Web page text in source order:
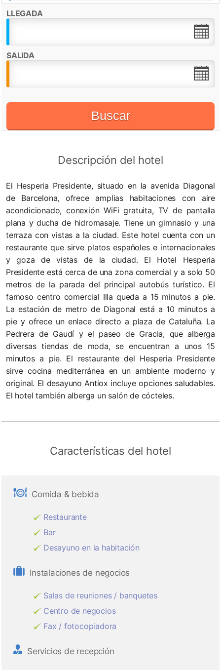
Check in desde:15:00h
Recepción 24 horas
LLEGADA
SALIDA
Buscar
Descripción del hotel
El Hesperia Presidente, situado en la avenida Diagonal
de Barcelona, ofrece amplias habitaciones con aire
acondicionado, conexión WiFi gratuita, TV de pantalla
plana y ducha de hidromasaje. Tiene un gimnasio y una
terraza con vistas a la ciudad. Este hotel cuenta con un
restaurante que sirve platos españoles e internacionales
y goza de vistas de la ciudad. El Hotel Hesperia
Presidente está cerca de una zona comercial y a solo 50
metros de la parada del principal autobús turístico. El
famoso centro comercial Illa queda a 15 minutos a pie.
La estación de metro de Diagonal está a 10 minutos a
pie y ofrece un enlace directo a plaza de Cataluña. La
Pedrera de Gaudí y el paseo de Gracia, que alberga
diversas tiendas de moda, se encuentran a unos 15
minutos a pie. El restaurante del Hesperia Presidente
sirve cocina mediterránea en un ambiente moderno y
original. El desayuno Antiox incluye opciones saludables.
El hotel también alberga un salón de cócteles.
Características del hotel
Comida & bebida
Restaurante
Bar
Desayuno en la habitación
Instalaciones de negocios
Salas de reuniones / banquetes
Centro de negocios
Fax / fotocopiadora
Servicios de recepción